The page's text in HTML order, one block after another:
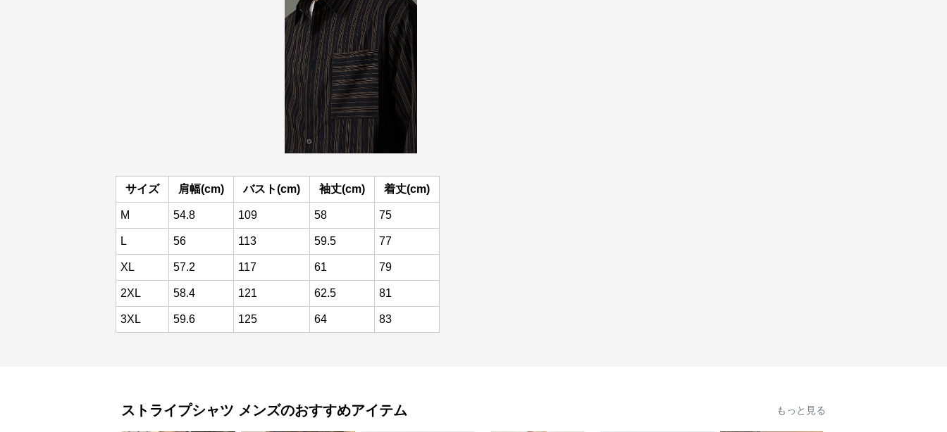
サイズ 肩幅(cm) バスト(cm) 袖丈(cm) 着丈(cm)
M 54.8 109 58 75
L 56 113 59.5 77
XL 57.2 117 61 79
2XL 58.4 121 62.5 81
3XL 59.6 125 64 83
ストライプシャツ メンズのおすすめアイテム もっと見る